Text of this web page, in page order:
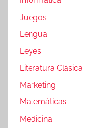
Juegos
Lengua
Leyes
Literatura Clásica
Marketing
Matemáticas
Medicina